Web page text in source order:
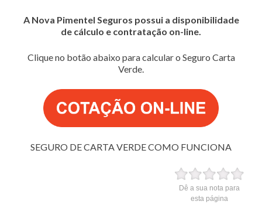
A Nova Pimentel Seguros possui a disponibilidade
de cálculo e contratação on-line.
Clique no botão abaixo para calcular o Seguro Carta
Verde.
SEGURO DE CARTA VERDE COMO FUNCIONA
Dê a sua nota para
esta página